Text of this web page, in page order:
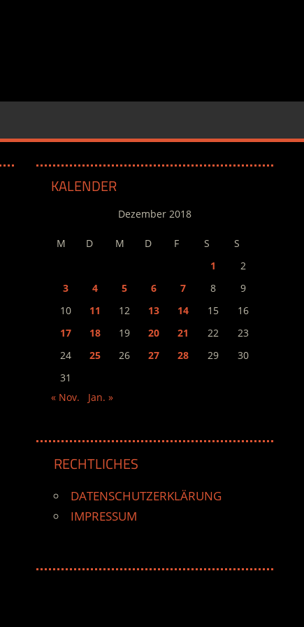
KALENDER
Dezember 2018
M D M D F S
S
1
2
3
4 5 6 7 8
9
10
11 12 13 14 15
16
17
18 19 20 21 22
23
24
25 26 27 28 29
30
31
« Nov.
Jan. »
RECHTLICHES
DATENSCHUTZERKLÄRUNG
IMPRESSUM